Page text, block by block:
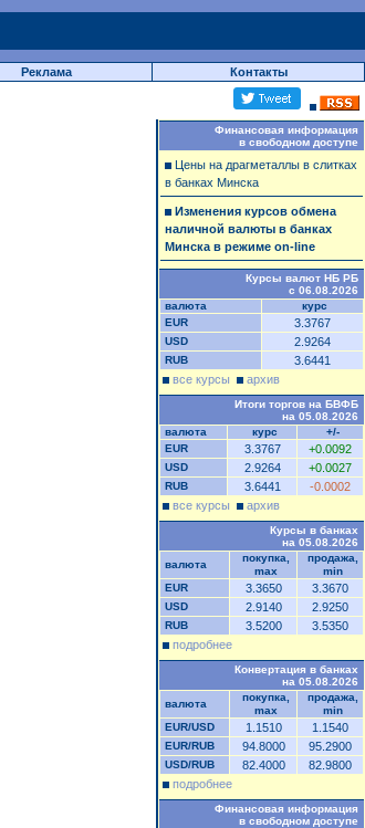
Реклама Контакты
Финансовая информация
в свободном доступе
Цены на драгметаллы в слитках
в банках Минска
Изменения курсов обмена
наличной валюты в банках
Минска в режиме on-line
Курсы валют НБ РБ
с 06.08.2026
валюта
курс
EUR
3.3767
USD 2.9264
RUB
3.6441
все курсы
архив
Итоги торгов на БВФБ
на 05.08.2026
валюта
курс
+/-
EUR
3.3767 +0.0092
USD 2.9264 +0.0027
RUB 3.6441
-0.0002
все курсы
архив
Курсы в банках
на 05.08.2026
валюта
покупка,
max
продажа,
min
EUR
3.3650 3.3670
USD 2.9140 2.9250
RUB 3.5200
3.5350
подробнее
Конвертация в банках
на 05.08.2026
валюта
покупка,
max
продажа,
min
EUR/USD
1.1510 1.1540
EUR/RUB 94.8000 95.2900
USD/RUB 82.4000
82.9800
подробнее
Финансовая информация
в свободном доступе